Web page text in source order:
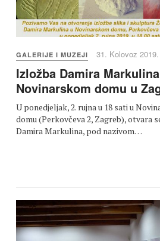
GALERIJE I MUZEJI 31. Kolovoz 2019.
Izložba Damira
Novinarskom domu u
U ponedjeljak, 2. rujna u 18 sati u
domu (Perkovčeva 2, Zagreb), otvara
Damira Markulina, pod nazivom…